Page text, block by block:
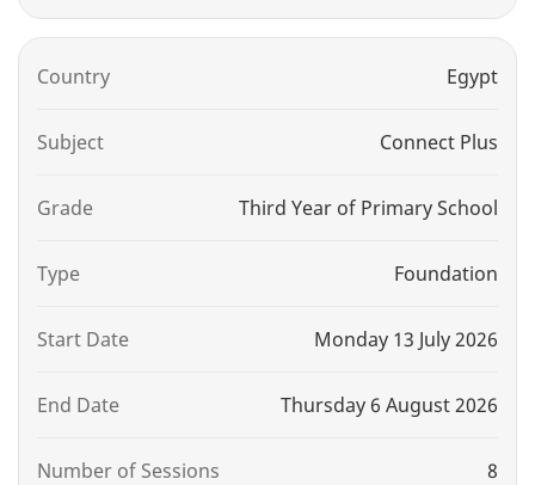
Country Egypt
Subject Connect Plus
Grade Third Year of Primary School
Type Foundation
Start Date Monday 13 July 2026
End Date Thursday 6 August 2026
Number of Sessions 8